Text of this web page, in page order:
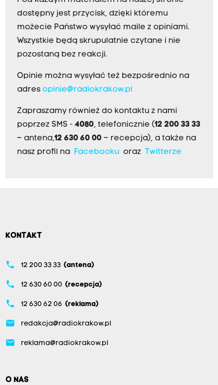
dostępny jest przycisk, dzięki któremu
możecie Państwo wysyłać maile z opiniami.
Wszystkie będą skrupulatnie czytane i nie
pozostaną bez reakcji.
Opinie można wysyłać też bezpośrednio na
adres opinie@radiokrakow.pl
Zapraszamy również do kontaktu z nami
poprzez SMS - 4080, telefonicznie (12 200 33 33
– antena,12 630 60 00 – recepcja), a także na
nasz profil na Facebookuoraz Twitterze
KONTAKT
phone 12 200 33 33 (antena)
phone 12 630 60 00 (recepcja)
phone 12 630 62 06 (reklama)
email redakcja@radiokrakow.pl
email reklama@radiokrakow.pl
O NAS